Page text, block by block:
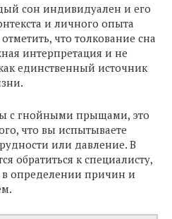
сон индивидуален и его
и личного опыта
что толкование сна
интерпретация и не
единственный источник
с гнойными прыщами, это
что вы испытываете
или давление. В
обратиться к специалисту,
определении причин и